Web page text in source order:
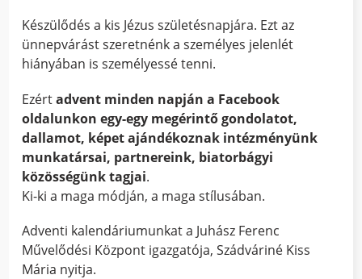
Készülődés a kis Jézus születésnapjára. Ezt az
ünnepvárást szeretnénk a személyes jelenlét
hiányában is személyessé tenni.
Ezértadvent minden napján a Facebook
oldalunkon egy-egy megérintő gondolatot,
dallamot, képet ajándékoznak intézményünk
munkatársai, partnereink, biatorbágyi
közösségünk tagjai.
Ki-ki a maga módján, a maga stílusában.
Adventi kalendáriumunkat a Juhász Ferenc
Művelődési Központ igazgatója, Szádváriné Kiss
Mária nyitja.